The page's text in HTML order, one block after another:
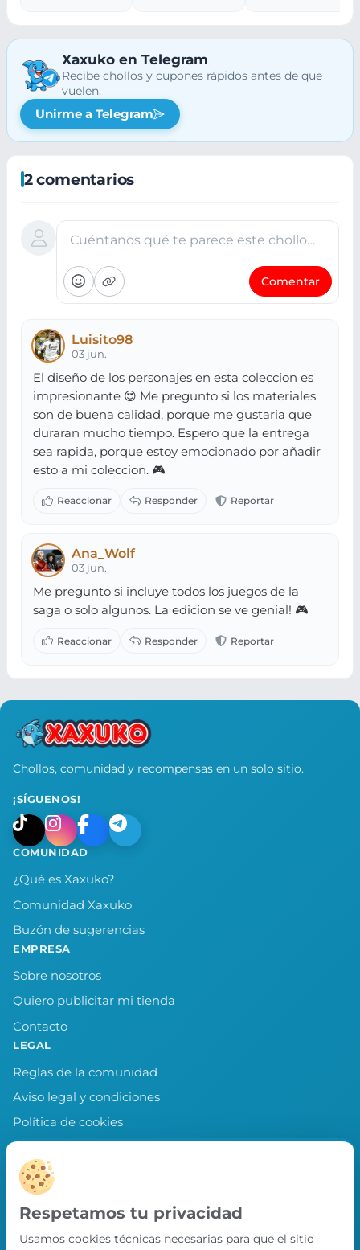
Xaxuko en Telegram
Recibe chollos y cupones rápidos antes de que
vuelen.
Unirme a Telegram
2 comentarios
Cuéntanos qué te parece este chollo…
Comentar
Luisito98
03 jun.
El diseño de los personajes en esta coleccion es
impresionante 😍 Me pregunto si los materiales
son de buena calidad, porque me gustaria que
duraran mucho tiempo. Espero que la entrega
sea rapida, porque estoy emocionado por añadir
esto a mi coleccion. 🎮
Ana_Wolf
03 jun.
Me pregunto si incluye todos los juegos de la
saga o solo algunos. La edicion se ve genial! 🎮
Chollos, comunidad y recompensas en un solo sitio.
¡SÍGUENOS!
COMUNIDAD
¿Qué es Xaxuko?
Comunidad Xaxuko
Buzón de sugerencias
EMPRESA
Sobre nosotros
Quiero publicitar mi tienda
Contacto
LEGAL
Reglas de la comunidad
Aviso legal y condiciones
Política de cookies
Política de privacidad
Preferencias de cookies
LLEVA XAXUKO CONTIGO
Chollos, misiones y recompensas desde
nuestra APP.
Respetamos tu privacidad
Usamos cookies técnicas necesarias para que el sitio